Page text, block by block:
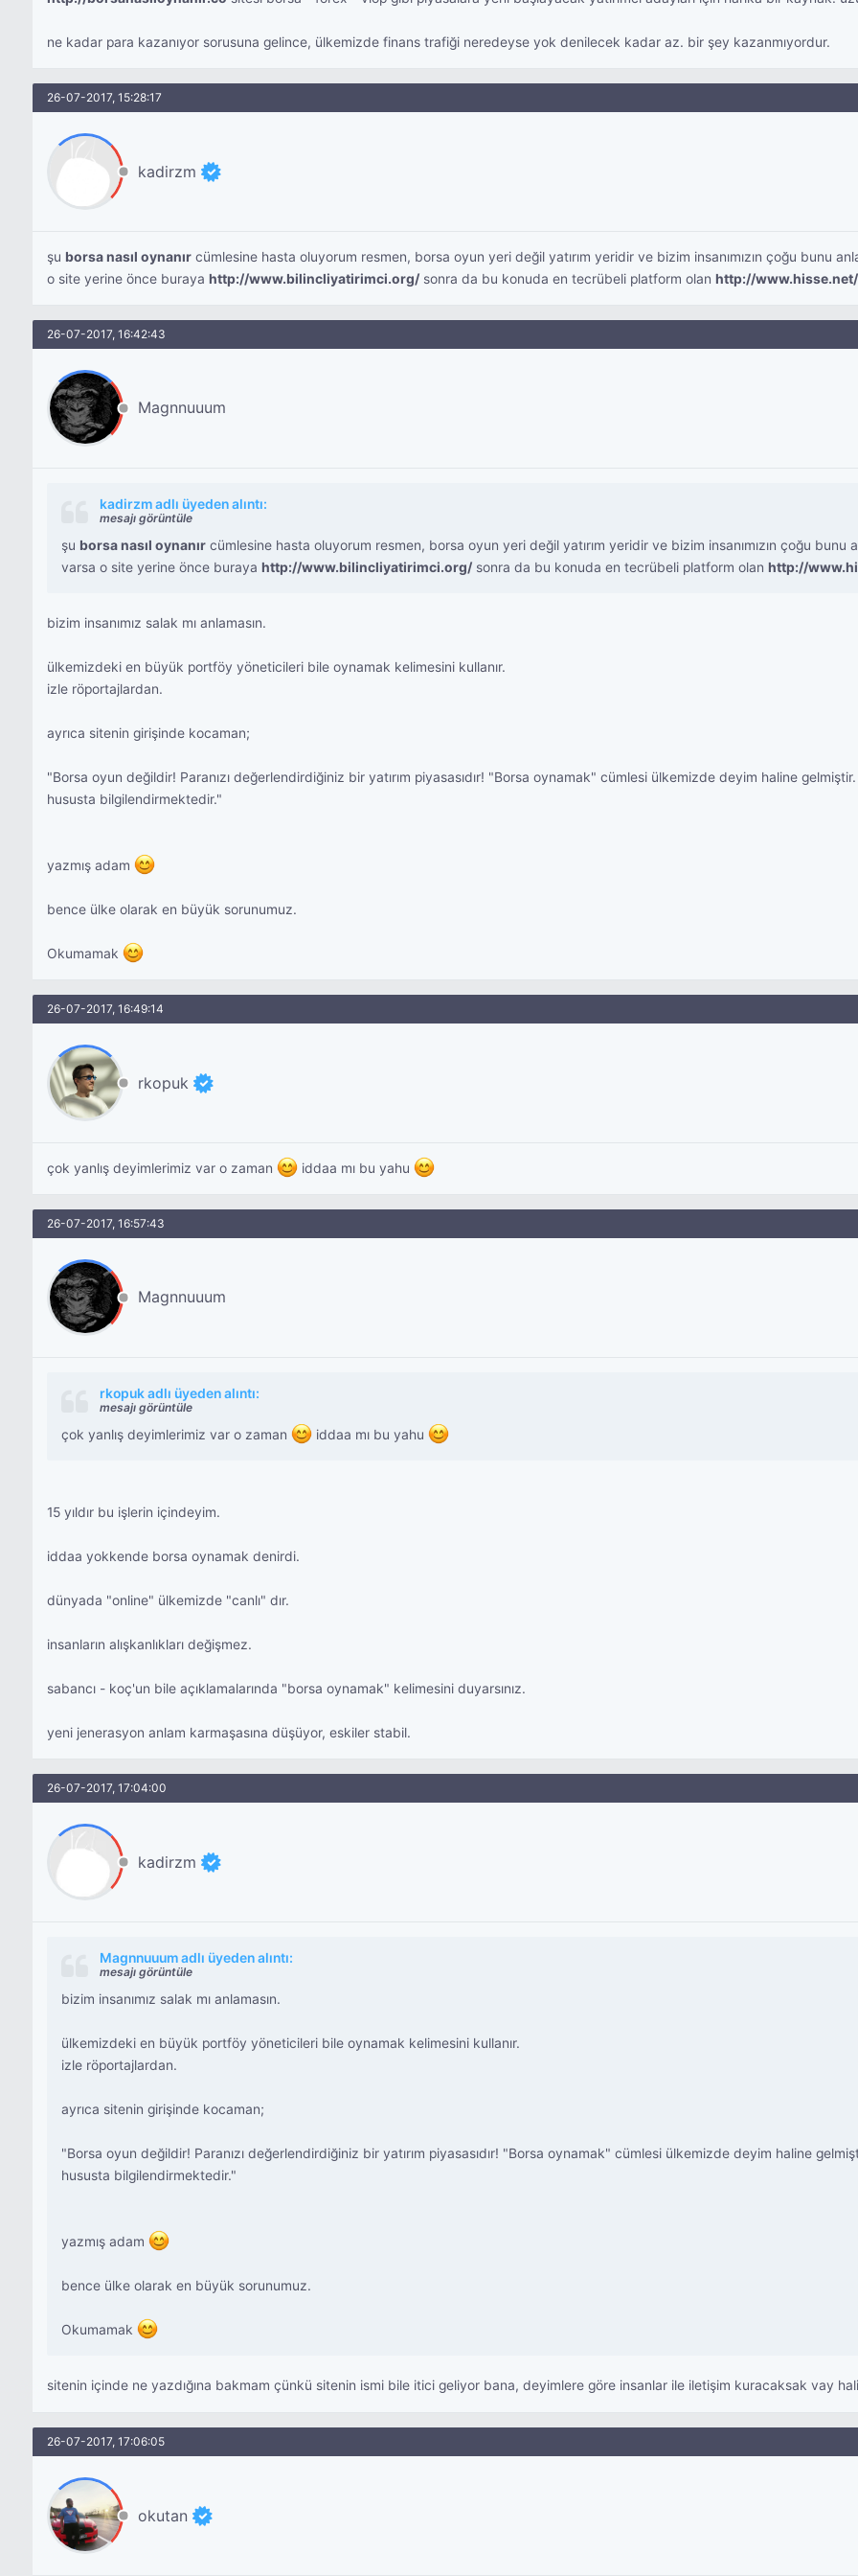
ne kadar para kazanıyor sorusuna gelince, ülkemizde finans trafiği neredeyse yok denilecek kadar az. bir şey kazanmıyordur.
26-07-2017, 15:28:17
kadirzm
şu borsa nasıl oynanırcümlesine hasta oluyorum resmen, borsa oyun yeri değil yatırım yeridir ve bizim insanımızın çoğu bunu
o site yerine önce buraya http://www.bilincliyatirimci.org/sonra da bu konuda en tecrübeli platform olan http://
26-07-2017, 16:42:43
Magnnuuum
kadirzm adlı üyeden alıntı:
mesajı görüntüle
şu borsa nasıl oynanırcümlesine hasta oluyorum resmen, borsa oyun yeri değil yatırım yeridir ve bizim insanımızın çoğu bunu
varsa o site yerine önce buraya http://www.bilincliyatirimci.org/sonra da bu konuda en tecrübeli platform olan http://
bizim insanımız salak mı anlamasın.
ülkemizdeki en büyük portföy yöneticileri bile oynamak kelimesini kullanır.
izle röportajlardan.
ayrıca sitenin girişinde kocaman;
"Borsa oyun değildir! Paranızı değerlendirdiğiniz bir yatırım piyasasıdır! "Borsa oynamak" cümlesi ülkemizde deyim haline gelmiştir.
hususta bilgilendirmektedir."
yazmış adam
bence ülke olarak en büyük sorunumuz.
Okumamak
26-07-2017, 16:49:14
rkopuk
çok yanlış deyimlerimiz var o zaman iddaa mı bu yahu
26-07-2017, 16:57:43
Magnnuuum
rkopuk adlı üyeden alıntı:
mesajı görüntüle
çok yanlış deyimlerimiz var o zaman iddaa mı bu yahu
15 yıldır bu işlerin içindeyim.
iddaa yokkende borsa oynamak denirdi.
dünyada "online" ülkemizde "canlı" dır.
insanların alışkanlıkları değişmez.
sabancı - koç'un bile açıklamalarında "borsa oynamak" kelimesini duyarsınız.
yeni jenerasyon anlam karmaşasına düşüyor, eskiler stabil.
26-07-2017, 17:04:00
kadirzm
Magnnuuum adlı üyeden alıntı:
mesajı görüntüle
bizim insanımız salak mı anlamasın.
ülkemizdeki en büyük portföy yöneticileri bile oynamak kelimesini kullanır.
izle röportajlardan.
ayrıca sitenin girişinde kocaman;
"Borsa oyun değildir! Paranızı değerlendirdiğiniz bir yatırım piyasasıdır! "Borsa oynamak" cümlesi ülkemizde deyim haline
hususta bilgilendirmektedir."
yazmış adam
bence ülke olarak en büyük sorunumuz.
Okumamak
sitenin içinde ne yazdığına bakmam çünkü sitenin ismi bile itici geliyor bana, deyimlere göre insanlar ile iletişim kuracaksak vay
26-07-2017, 17:06:05
okutan